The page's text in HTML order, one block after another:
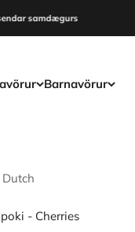
samdægurs
Barnavörur
- Cherries